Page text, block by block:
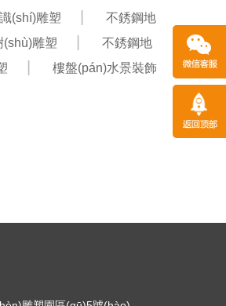
(shí)雕塑
不銹鋼地
(shù)雕塑
不銹鋼地
樓盤(pán)水景裝飾